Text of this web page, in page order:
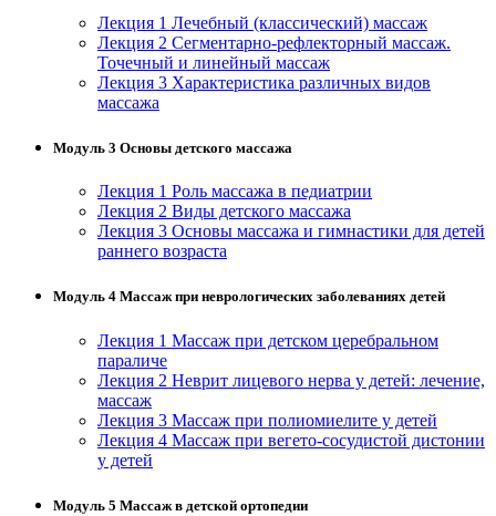
Сервис и туризм
Изобразительное и прикладные виды
Средства массовой информации и
информативно-библиотечное дело
Управление в технических системах
Ветеринария и зоотехника
Подготовка к периодической
аккредитации
Основные Услуги
Дополнительные Услуги
Лекция 1 Лечебный (классический) массаж
Лекция 2 Сегментарно-рефлекторный массаж.
Точечный и линейный массаж
Лекция 3 Характеристика различных видов
массажа
Модуль 3 Основы детского массажа
Лекция 1 Роль массажа в педиатрии
Лекция 2 Виды детского массажа
Лекция 3 Основы массажа и гимнастики для детей
раннего возраста
Модуль 4 Массаж при неврологических заболеваниях детей
Лекция 1 Массаж при детском церебральном
параличе
Лекция 2 Неврит лицевого нерва у детей: лечение,
массаж
Лекция 3 Массаж при полиомиелите у детей
Лекция 4 Массаж при вегето-сосудистой дистонии
у детей
Модуль 5 Массаж в детской ортопедии